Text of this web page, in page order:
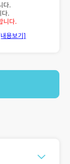
다.
다.
니다.
용보기]